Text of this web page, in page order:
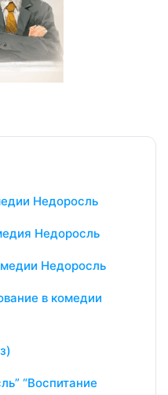
Недоросль
Недоросль
Недоросль
в комедии
“Воспитание